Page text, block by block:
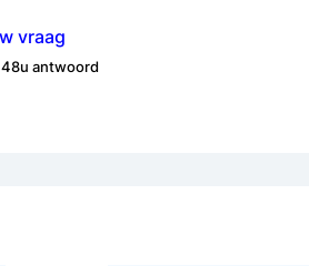
vraag
antwoord